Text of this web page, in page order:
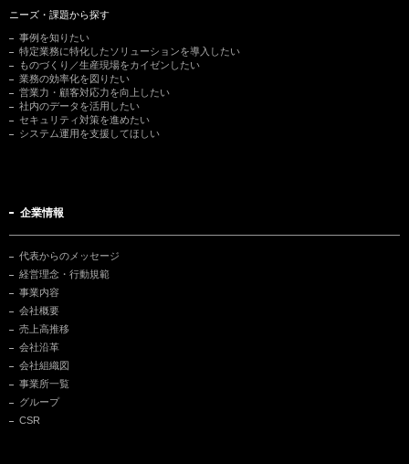
ニーズ・課題から探す
事例を知りたい
特定業務に特化したソリューションを導入したい
ものづくり／生産現場をカイゼンしたい
業務の効率化を図りたい
営業力・顧客対応力を向上したい
社内のデータを活用したい
セキュリティ対策を進めたい
システム運用を支援してほしい
企業情報
代表からのメッセージ
経営理念・行動規範
事業内容
会社概要
売上高推移
会社沿革
会社組織図
事業所一覧
グループ
CSR